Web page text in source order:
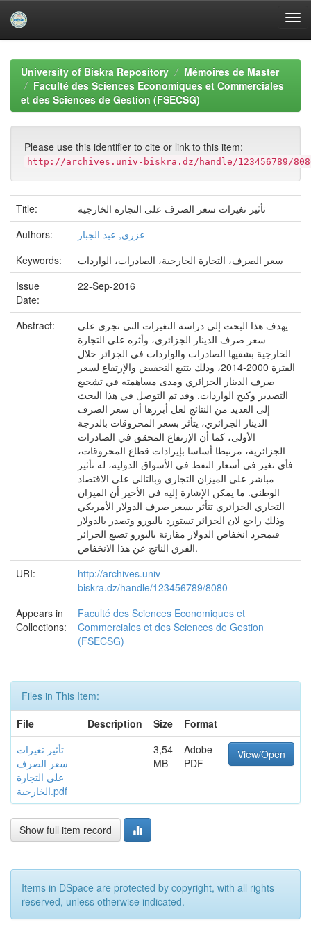
navigationUniversity of Biskra Repository
Mémoires de Master
Faculté des Sciences Economiques et Commerciales
et des Sciences de Gestion (FSECSG)
Please use this identifier to cite or link to this item:
http://archives.univ-biskra.dz/handle/123456789/
Title:
تأثير تغيرات سعر الصرف على التجارة الخارجية
Authors:
عزري, عبد الجبار
Keywords:
سعر الصرف، التجارة الخارجية، الصادرات، الواردات
Issue
Date:
22-Sep-2016
Abstract:
يهدف هذا البحث إلى دراسة التغيرات التي تجري على
سعر صرف الدينار الجزائري، وأثره على التجارة
الخارجية بشقيها الصادرات والواردات في الجزائر خلال
الفترة 2000-2014، وذلك بتتبع التخفيض والإرتفاع لسعر
صرف الدينار الجزائري ومدى مساهمته في تشجيع
التصدير وكبح الواردات. وقد تم التوصل في هذا البحث
إلى العديد من النتائج لعل أبرزها أن سعر الصرف
الدينار الجزائري، يتأثر بسعر المحروقات بالدرجة
الأولى، كما أن الإرتفاع المحقق في الصادرات
الجزائرية، مرتبطا أساسا بإيرادات قطاع المحروقات،
فأي تغير في أسعار النفط في الأسواق الدولية، له تأثير
مباشر على الميزان التجاري وبالتالي على الاقتصاد
الوطني. ما يمكن الإشارة إليه في الأخير أن الميزان
التجاري الجزائري تتأثر بسعر صرف الدولار الأمريكي
وذلك راجع لان الجزائر تستورد باليورو وتصدر بالدولار
فبمجرد انخفاض الدولار مقارنة باليورو تضيع الجزائر
الفرق الناتج عن هذا الانخفاض.
URI:
http://archives.univ-
biskra.dz/handle/123456789/8080
Appears in
Collections:
Faculté des Sciences Economiques et
Commerciales et des Sciences de Gestion
(FSECSG)
Files in This Item:
File
Description Size
Format
تأثير تغيرات
سعر الصرف
على التجارة
الخارجية.pdf
3,54
MB
Adobe
PDF
View/Open
Show full item record
Items in DSpace are protected by copyright, with all rights
reserved, unless otherwise indicated.